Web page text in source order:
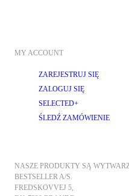
MY ACCOUNT
ZAREJESTRUJ SIĘ
ZALOGUJ SIĘ
SELECTED+
ŚLEDŹ ZAMÓWIENIE
NASZE PRODUKTY SĄ
BESTSELLER A/S.
FREDSKOVVEJ 5,